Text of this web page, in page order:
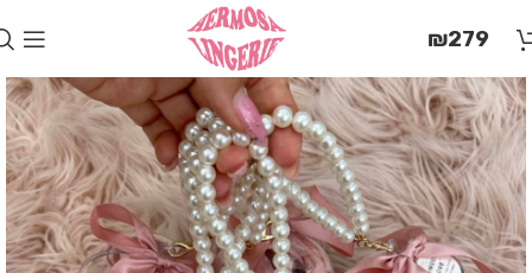
זֶה
מַעֲרֶכֶת
"המרכז
הישראלי
לְהַנְגָּשָׁת
אָתָרִים".
הַמְּסַיַּעַת
לִנְגִישׁוּת
₪279